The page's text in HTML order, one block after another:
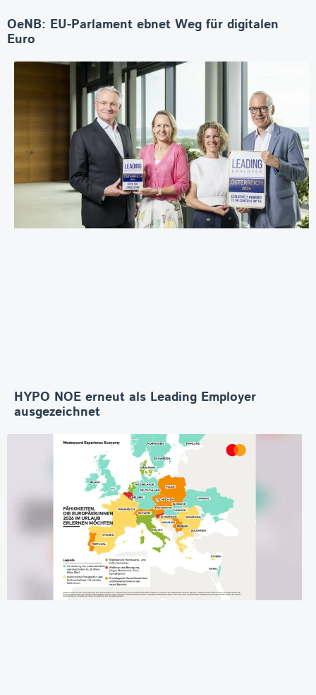
OeNB: EU-Parlament ebnet Weg für digitalen
Euro
HYPO NOE erneut als Leading Employer
ausgezeichnet